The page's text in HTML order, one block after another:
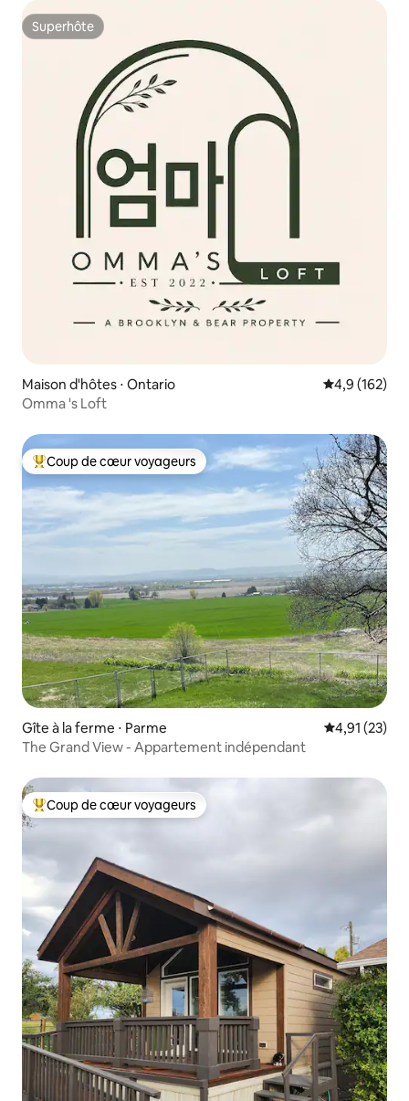
Superhôte
Superhôte
Maison d'hôtes ⋅ Ontario Évaluation
4,9 (162)
Omma 's Loft
Coups de cœur voyageurs les plus appréciés
Coup de cœur voyageurs
Gîte à la ferme ⋅ Parme Évaluation
4,91 (23)
The Grand View - Appartement indépendant
Coups de cœur voyageurs les plus appréciés
Coup de cœur voyageurs